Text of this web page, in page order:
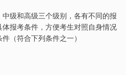
级和高级三个级别，各有不同的报
报考条件，方便考生对照自身情况
（符合下列条件之一）